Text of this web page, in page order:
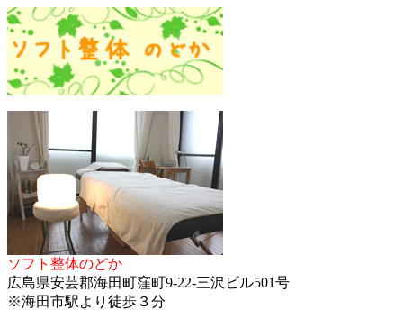
ソフト整体のどか
広島県安芸郡海田町窪町9-22-三沢ビル501号
※海田市駅より徒歩３分